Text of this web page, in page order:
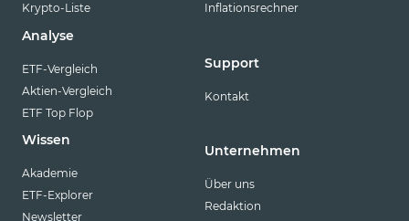
Krypto-Liste
Analyse
ETF-Vergleich
Aktien-Vergleich
ETF Top Flop
Wissen
Akademie
ETF-Explorer
Newsletter
Inflationsrechner
Support
Kontakt
Unternehmen
Über uns
Redaktion